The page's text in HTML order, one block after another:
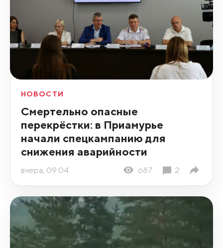
НОВОСТИ
Смертельно опасные
перекрёстки: в Приамурье
начали спецкампанию для
снижения аварийности
вчера, 09:04 687 2